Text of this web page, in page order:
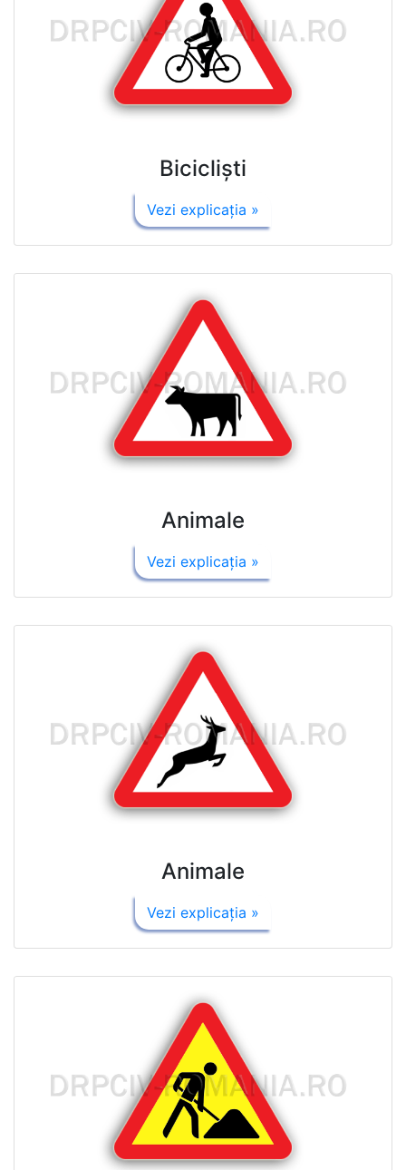
Biciclişti
Vezi explicaţia »
Animale
Vezi explicaţia »
Animale
Vezi explicaţia »